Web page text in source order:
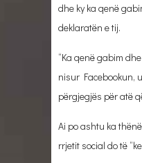
dhe ky ka qenë
deklaratën e tij.
“Ka qenë gabim
nisur Facebookun,
përgjegjës për atë
Ai po ashtu ka
rrjetit social do të